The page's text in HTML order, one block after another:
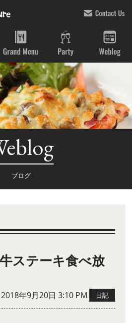
ブログ
ステーキ食べ放
2018年9月20日 3:10 PM 日記